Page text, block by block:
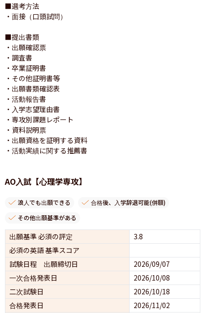
■選考方法
・面接（口頭試問）
■提出書類
・出願確認票
・調査書
・卒業証明書
・その他証明書等
・出願書類確認表
・活動報告書
・入学志望理由書
・専攻別課題レポート
・資料説明票
・出願資格を証明する資料
・活動実績に関する推薦書
AO入試【心理学専攻】
浪人でも出願できる
合格後、入学辞退可能(併願)
その他出願基準がある
出願基準 必須の評定
3.8
必須の英語 基準スコア
試験日程 出願締切日
2026/09/07
一次合格発表日
2026/10/08
二次試験日
2026/10/18
合格発表日
2026/11/02